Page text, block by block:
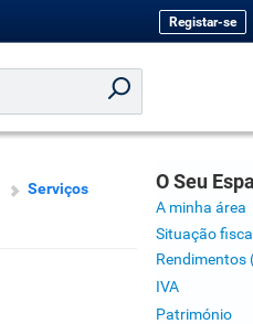
Registar-se
Serviços
O Seu
A minha área
Situação
Rendimentos
IVA
Património